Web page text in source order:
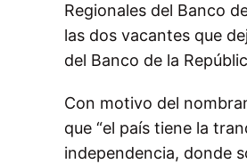
Regionales del Banco
las dos vacantes que
del Banco de la
Con motivo del
que “el país tiene la
independencia, donde